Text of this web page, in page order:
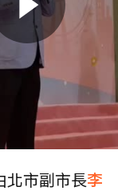
北市副市長李